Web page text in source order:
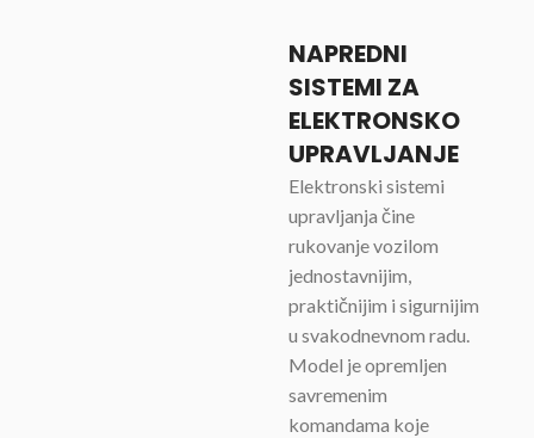
NAPREDNI
SISTEMI ZA
ELEKTRONSKO
UPRAVLJANJE
Elektronski sistemi
upravljanja čine
rukovanje vozilom
jednostavnijim,
praktičnijim i sigurnijim
u svakodnevnom radu.
Model je opremljen
savremenim
komandama koje